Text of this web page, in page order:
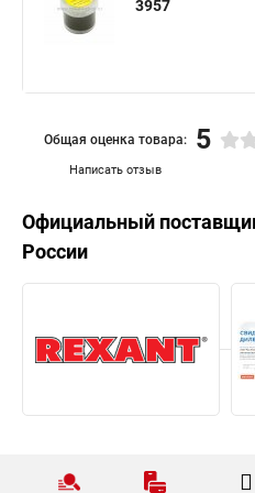
3957
Написать отзыв
Общая оценка товара: 5
Официальный
России